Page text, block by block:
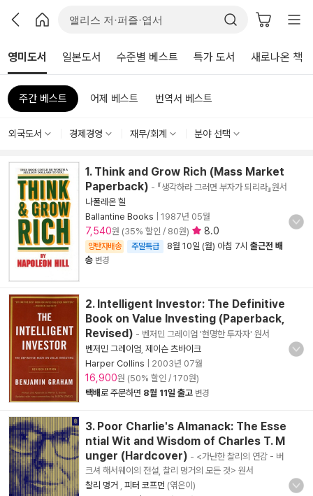
영미도서 일본도서 수준별 베스트 특가 도서 새로나온 책
주간 베스트 어제 베스트 번역서 베스트
외국도서 경제경영 재무/회계 분야 선택
1. Think and Grow Rich (Mass Market
Paperback) - 『생각하라 그러면 부자가 되리라』원서
나폴레온 힐
Ballantine Books
1987년 05월
7,540원 (35% 할인 / 80원) 8.0
양탄자배송 주말특급 8월 10일 (월) 아침 7시 출근전 배
송 변경
2. Intelligent Investor: The Definitive
Book on Value Investing (Paperback,
Revised) - 벤저민 그레이엄 '현명한 투자자' 원서
벤저민 그레이엄 제이슨 츠바이크
Harper Collins
2003년 07월
16,900원 (50% 할인 / 170원)
택배로 주문하면 8월 11일 출고 변경
3. Poor Charlie's Almanack: The Esse
ntial Wit and Wisdom of Charles T. M
unger (Hardcover) - <가난한 찰리의 연감 - 버
크셔 해서웨이의 전설, 찰리 멍거의 모든 것> 원서
찰리 멍거
피터 코프먼 (엮은이)